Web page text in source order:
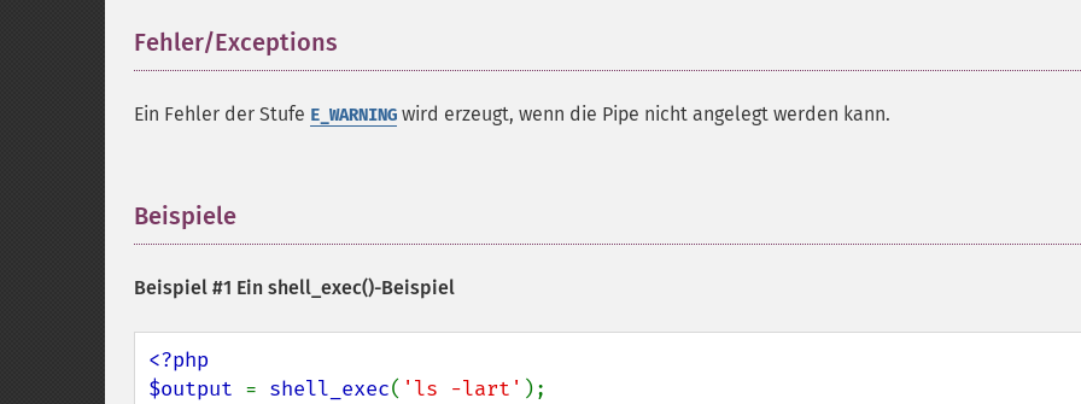
Fehler/Exceptions
Ein Fehler der Stufe E_WARNING wird erzeugt, wenn die Pipe nicht angelegt werden kann.
Beispiele
Beispiel #1 Ein shell_exec()-Beispiel
<?php
$output = shell_exec( 'ls -lart' );